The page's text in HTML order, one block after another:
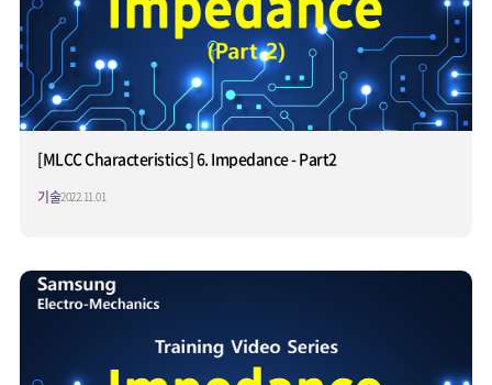
[MLCC Characteristics] 6. Impedance - Part2
기술2022.11.01